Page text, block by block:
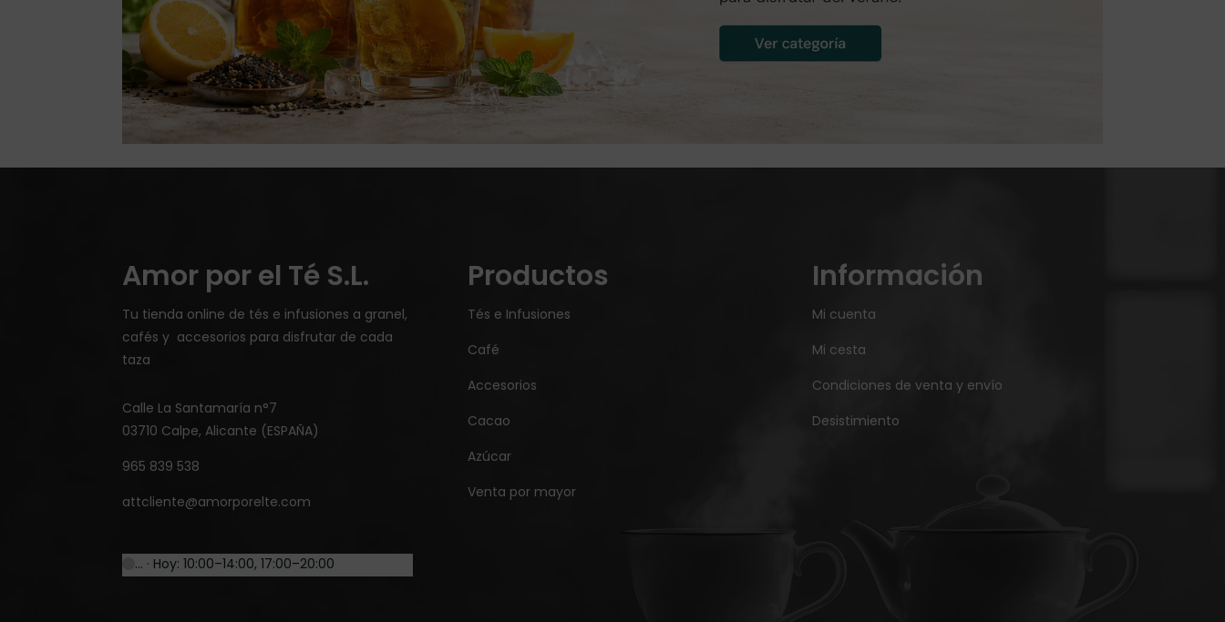
Amor por el Té S.L.
Tu tienda online de tés e infusiones a granel,
cafés y accesorios para disfrutar de cada
taza
Calle La Santamaría n°7
03710 Calpe, Alicante (ESPAÑA)
965 839 538
attcliente@amorporelte.com
… · Hoy: 10:00–14:00, 17:00–20:00
Productos
Tés e Infusiones
Café
Accesorios
Cacao
Azúcar
Venta por mayor
Información
Mi cuenta
Mi cesta
Condiciones de venta y envío
Desistimiento